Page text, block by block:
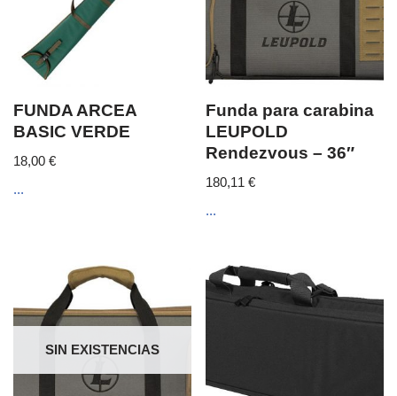
FUNDA ARCEA
BASIC VERDE
18,00 €
...
Funda para carabina
LEUPOLD
Rendezvous – 36″
180,11€
...
SIN EXISTENCIAS